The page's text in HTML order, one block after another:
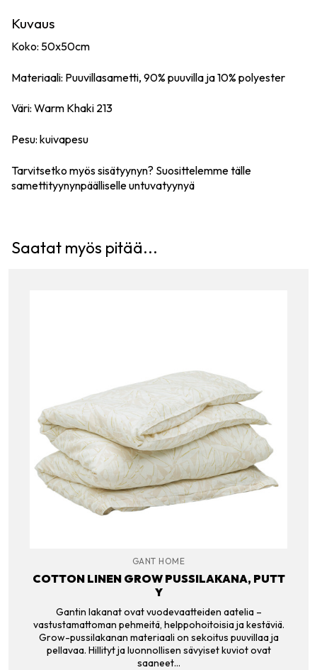
Kuvaus
Koko: 50x50cm
Materiaali: Puuvillasametti, 90% puuvilla ja 10% polyester
Väri: Warm Khaki 213
Pesu: kuivapesu
Tarvitsetko myös sisätyynyn? Suosittelemme tälle
samettityynynpäälliselleuntuvatyynyä
Saatat myös pitää...
GANT HOME
COTTON LINEN GROW PUSSILAKANA, PUTT
Y
Gantin lakanat ovat vuodevaatteiden aatelia –
vastustamattoman pehmeitä, helppohoitoisia ja kestäviä.
Grow-pussilakanan materiaali on sekoitus puuvillaa ja
pellavaa. Hillityt ja luonnollisen sävyiset kuviot ovat
saaneet…